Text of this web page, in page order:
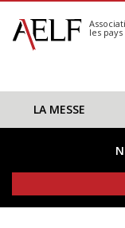
S'abonner
Calendrier
les
LA MESSE